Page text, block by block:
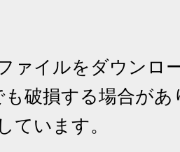
ァイルをダウンロ
破損する場合が
ています。